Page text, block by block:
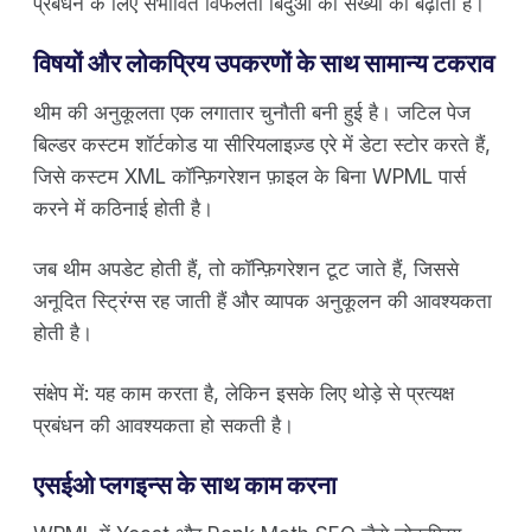
विषयों और लोकप्रिय उपकरणों के साथ सामान्य टकराव
थीम की अनुकूलता एक लगातार चुनौती बनी हुई है। जटिल पेज
बिल्डर कस्टम शॉर्टकोड या सीरियलाइज़्ड एरे में डेटा स्टोर करते हैं,
जिसे कस्टम XML कॉन्फ़िगरेशन फ़ाइल के बिना WPML पार्स
करने में कठिनाई होती है।
जब थीम अपडेट होती हैं, तो कॉन्फ़िगरेशन टूट जाते हैं, जिससे
अनूदित स्ट्रिंग्स रह जाती हैं और व्यापक अनुकूलन की आवश्यकता
होती है।
संक्षेप में: यह काम करता है, लेकिन इसके लिए थोड़े से प्रत्यक्ष
प्रबंधन की आवश्यकता हो सकती है।
एसईओ प्लगइन्स के साथ काम करना